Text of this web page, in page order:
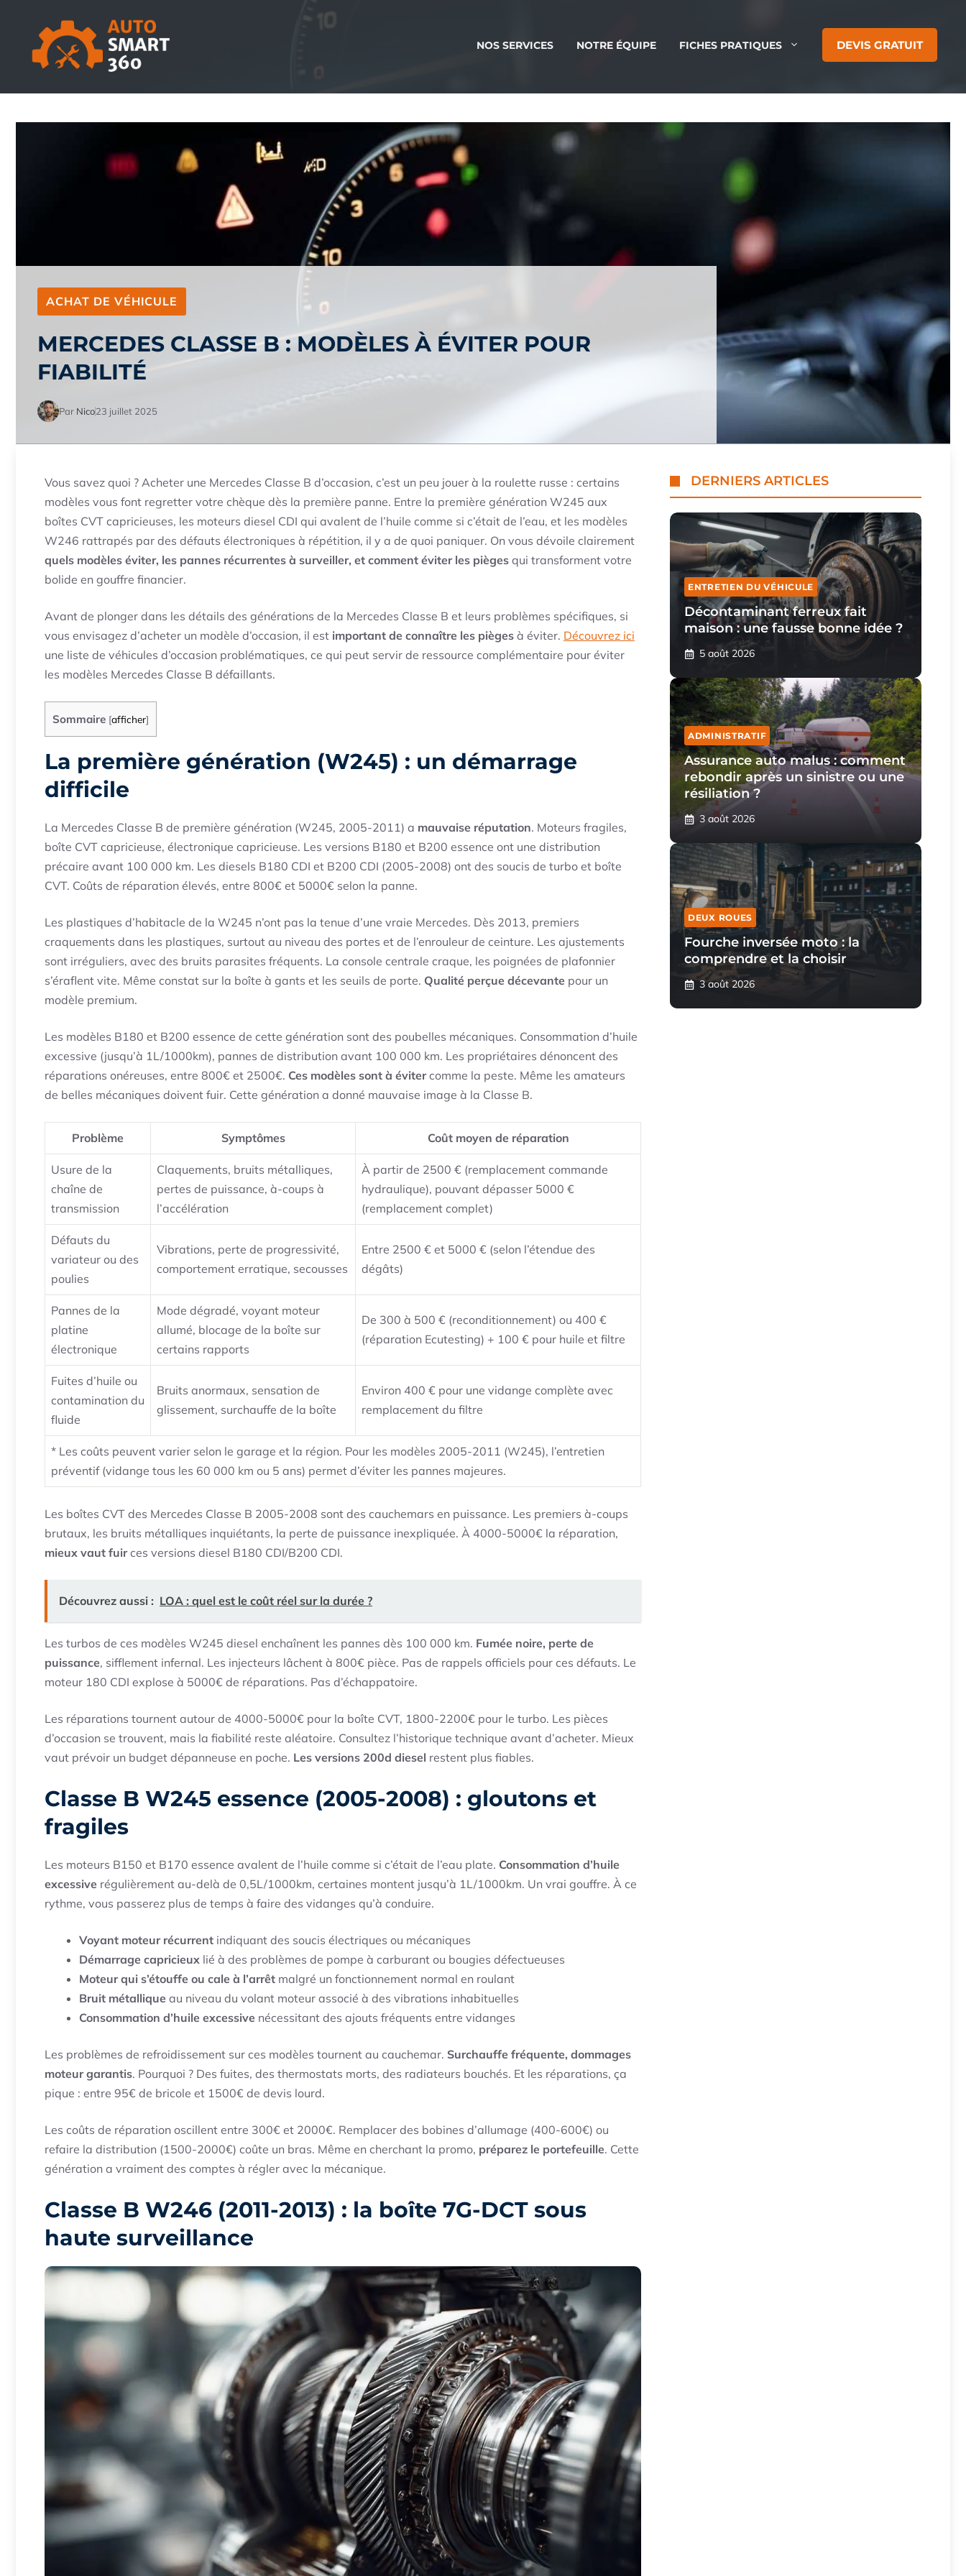
contenu
NOS SERVICES NOTRE ÉQUIPE FICHES PRATIQUES DEVIS GRATUIT
ACHAT DE VÉHICULE
MERCEDES CLASSE B : MODÈLES À ÉVITER POUR
FIABILITÉ
Par Nico23 juillet 2025
Vous savez quoi ? Acheter une Mercedes Classe B d’occasion, c’est un peu jouer à la roulette russe : certains
modèles vous font regretter votre chèque dès la première panne. Entre la première génération W245 aux
boîtes CVT capricieuses, les moteurs diesel CDI qui avalent de l’huile comme si c’était de l’eau, et les modèles
W246 rattrapés par des défauts électroniques à répétition, il y a de quoi paniquer. On vous dévoile clairement
quels modèles éviter, les pannes récurrentes à surveiller, et comment éviter les pièges qui transforment votre
bolide en gouffre financier.
Avant de plonger dans les détails des générations de la Mercedes Classe B et leurs problèmes spécifiques, si
vous envisagez d’acheter un modèle d’occasion, il est important de connaître les pièges à éviter. Découvrez ici
une liste de véhicules d’occasion problématiques, ce qui peut servir de ressource complémentaire pour éviter
les modèles Mercedes Classe B défaillants.
Sommaire [afficher]
La première génération (W245) : un démarrage
difficile
La Mercedes Classe B de première génération (W245, 2005-2011) a mauvaise réputation. Moteurs fragiles,
boîte CVT capricieuse, électronique capricieuse. Les versions B180 et B200 essence ont une distribution
précaire avant 100 000 km. Les diesels B180 CDI et B200 CDI (2005-2008) ont des soucis de turbo et boîte
CVT. Coûts de réparation élevés, entre 800€ et 5000€ selon la panne.
Les plastiques d’habitacle de la W245 n’ont pas la tenue d’une vraie Mercedes. Dès 2013, premiers
craquements dans les plastiques, surtout au niveau des portes et de l’enrouleur de ceinture. Les ajustements
sont irréguliers, avec des bruits parasites fréquents. La console centrale craque, les poignées de plafonnier
s’éraflent vite. Même constat sur la boîte à gants et les seuils de porte. Qualité perçue décevante pour un
modèle premium.
Les modèles B180 et B200 essence de cette génération sont des poubelles mécaniques. Consommation d’huile
excessive (jusqu’à 1L/1000km), pannes de distribution avant 100 000 km. Les propriétaires dénoncent des
réparations onéreuses, entre 800€ et 2500€. Ces modèles sont à évitercomme la peste. Même les amateurs
de belles mécaniques doivent fuir. Cette génération a donné mauvaise image à la Classe B.
Problème Symptômes Coût moyen de réparation
Usure de la
chaîne de
transmission
Claquements, bruits métalliques,
pertes de puissance, à-coups à
l’accélération
À partir de 2500 € (remplacement commande
hydraulique), pouvant dépasser 5000 €
(remplacement complet)
Défauts du
variateur ou des
poulies
Vibrations, perte de progressivité,
comportement erratique, secousses
Entre 2500 € et 5000 € (selon l’étendue des
dégâts)
Pannes de la
platine
électronique
Mode dégradé, voyant moteur
allumé, blocage de la boîte sur
certains rapports
De 300 à 500 € (reconditionnement) ou 400 €
(réparation Ecutesting) + 100 € pour huile et filtre
Fuites d’huile ou
contamination du
fluide
Bruits anormaux, sensation de
glissement, surchauffe de la boîte
Environ 400 € pour une vidange complète avec
remplacement du filtre
* Les coûts peuvent varier selon le garage et la région. Pour les modèles 2005-2011 (W245), l’entretien
préventif (vidange tous les 60 000 km ou 5 ans) permet d’éviter les pannes majeures.
Les boîtes CVT des Mercedes Classe B 2005-2008 sont des cauchemars en puissance. Les premiers à-coups
brutaux, les bruits métalliques inquiétants, la perte de puissance inexpliquée. À 4000-5000€ la réparation,
mieux vaut fuirces versions diesel B180 CDI/B200 CDI.
Découvrez aussi : LOA : quel est le coût réel sur la durée ?
Les turbos de ces modèles W245 diesel enchaînent les pannes dès 100 000 km. Fumée noire, perte de
puissance, sifflement infernal. Les injecteurs lâchent à 800€ pièce. Pas de rappels officiels pour ces défauts. Le
moteur 180 CDI explose à 5000€ de réparations. Pas d’échappatoire.
Les réparations tournent autour de 4000-5000€ pour la boîte CVT, 1800-2200€ pour le turbo. Les pièces
d’occasion se trouvent, mais la fiabilité reste aléatoire. Consultez l’historique technique avant d’acheter. Mieux
vaut prévoir un budget dépanneuse en poche. Les versions 200d diesel restent plus fiables.
Classe B W245 essence (2005-2008) : gloutons et
fragiles
Les moteurs B150 et B170 essence avalent de l’huile comme si c’était de l’eau plate. Consommation d’huile
excessive régulièrement au-delà de 0,5L/1000km, certaines montent jusqu’à 1L/1000km. Un vrai gouffre. À ce
rythme, vous passerez plus de temps à faire des vidanges qu’à conduire.
Voyant moteur récurrent indiquant des soucis électriques ou mécaniques
Démarrage capricieux lié à des problèmes de pompe à carburant ou bougies défectueuses
Moteur qui s’étouffe ou cale à l’arrêt malgré un fonctionnement normal en roulant
Bruit métallique au niveau du volant moteur associé à des vibrations inhabituelles
Consommation d’huile excessive nécessitant des ajouts fréquents entre vidanges
Les problèmes de refroidissement sur ces modèles tournent au cauchemar. Surchauffe fréquente, dommages
moteur garantis. Pourquoi ? Des fuites, des thermostats morts, des radiateurs bouchés. Et les réparations, ça
pique : entre 95€ de bricole et 1500€ de devis lourd.
Les coûts de réparation oscillent entre 300€ et 2000€. Remplacer des bobines d’allumage (400-600€) ou
refaire la distribution (1500-2000€) coûte un bras. Même en cherchant la promo, préparez le portefeuille. Cette
génération a vraiment des comptes à régler avec la mécanique.
Classe B W246 (2011-2013) : la boîte 7G-DCT sous
haute surveillance
DERNIERS ARTICLES
ENTRETIEN DU VÉHICULE
Décontaminant ferreux fait
maison : une fausse bonne idée ?
5 août 2026
ADMINISTRATIF
Assurance auto malus : comment
rebondir après un sinistre ou une
résiliation ?
3 août 2026
DEUX ROUES
Fourche inversée moto : la
comprendre et la choisir
3 août 2026